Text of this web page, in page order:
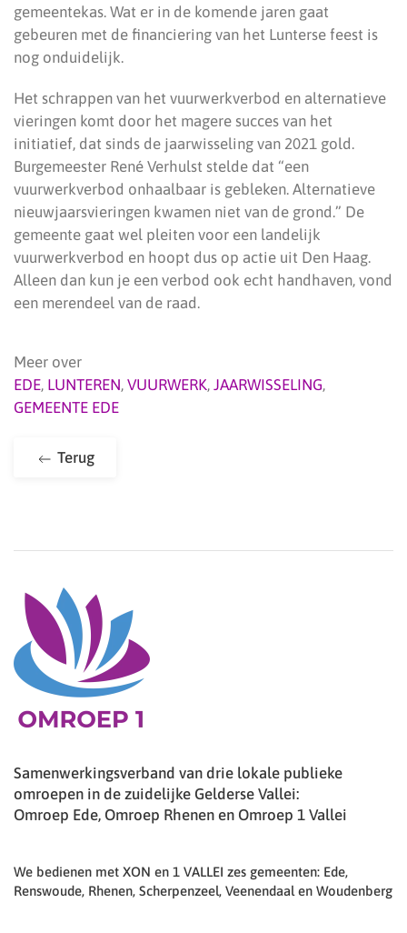
gemeentekas. Wat er in de komende jaren gaat
gebeuren met de financiering van het Lunterse feest is
nog onduidelijk.
Het schrappen van het vuurwerkverbod en alternatieve
vieringen komt door het magere succes van het
initiatief, dat sinds de jaarwisseling van 2021 gold.
Burgemeester René Verhulst stelde dat “een
vuurwerkverbod onhaalbaar is gebleken. Alternatieve
nieuwjaarsvieringen kwamen niet van de grond.” De
gemeente gaat wel pleiten voor een landelijk
vuurwerkverbod en hoopt dus op actie uit Den Haag.
Alleen dan kun je een verbod ook echt handhaven, vond
een merendeel van de raad.
Meer over
EDE, LUNTEREN, VUURWERK, JAARWISSELING,
GEMEENTE EDE
Terug
Samenwerkingsverband van drie lokale publieke
omroepen in de zuidelijke Gelderse Vallei:
Omroep Ede, Omroep Rhenen en Omroep 1 Vallei
We bedienen met XON en 1 VALLEI zes gemeenten: Ede,
Renswoude, Rhenen, Scherpenzeel, Veenendaal en Woudenberg